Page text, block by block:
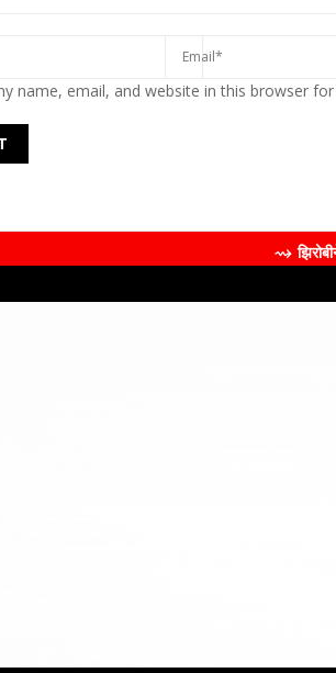
name, email, and website in this browser
⇝ झिरोबीने केली